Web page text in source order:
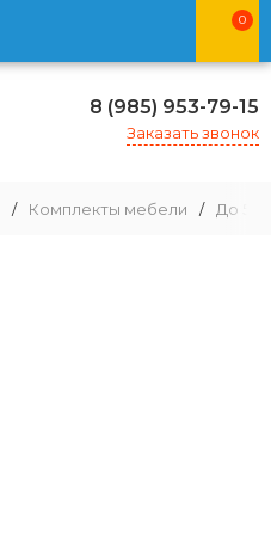
0
8 (985) 953-79-15
Заказать звонок
/ Комплекты мебели / До 59